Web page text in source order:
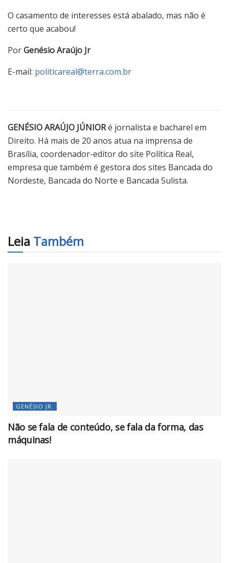
O casamento de interesses está abalado, mas não é
certo que acabou!
PorGenésio Araújo Jr
E-mail: politicareal@terra.com.br
GENÉSIO ARAÚJO JÚNIORé jornalista e bacharel em
Direito. Há mais de 20 anos atua na imprensa de
Brasília, coordenador-editor do site Política Real,
empresa que também é gestora dos sites Bancada do
Nordeste, Bancada do Norte e Bancada Sulista.
Leia Também
GENÉSIO JR.
Não se fala de conteúdo, se fala da forma, das
máquinas!